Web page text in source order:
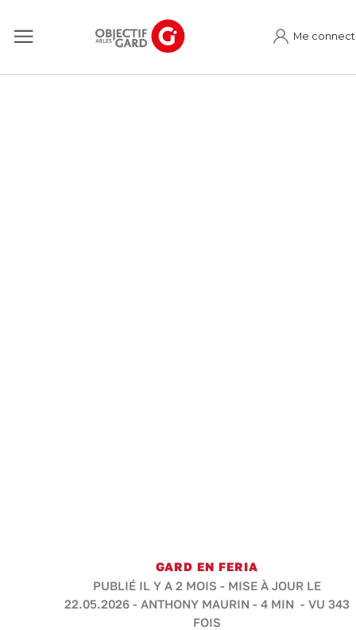
Me
GARD EN FERIA
PUBLIÉ IL Y A 2 MOIS - MISE À JOUR LE
22.05.2026 - ANTHONY MAURIN - 4 MIN - VU 343
FOIS